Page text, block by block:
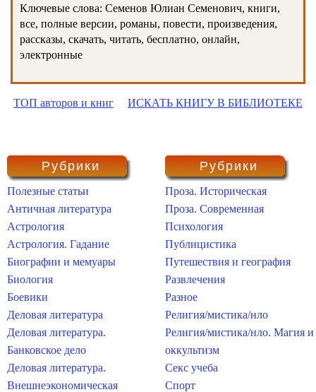
Ключевые слова: Семенов Юлиан Семенович, книги,
все, полные версии, романы, повести, произведения,
рассказы, скачать, читать, бесплатно, онлайн,
электронные
ТОП авторов и книг ИСКАТЬ КНИГУ В БИБЛИОТЕКЕ
Рубрики
Полезные статьи
Античная литература
Астрология
Астрология. Гадание
Биографии и мемуары
Биология
Боевики
Деловая литература
Деловая литература.
Банковское дело
Деловая литература.
Внешнеэкономическая
Рубрики
Проза. Историческая
Проза. Современная
Психология
Публицистика
Путешествия и география
Развлечения
Разное
Религия/мистика/нло
Религия/мистика/нло. Магия и
оккультизм
Секс учеба
Спорт